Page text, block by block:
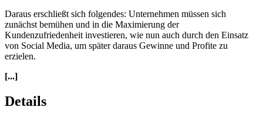
Daraus erschließt sich folgendes: Unternehmen müssen sich
zunächst bemühen und in die Maximierung der
Kundenzufriedenheit investieren, wie nun auch durch den Einsatz
von Social Media, um später daraus Gewinne und Profite zu
erzielen.
[...]
Details